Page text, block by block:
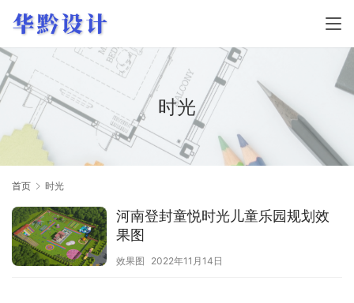
时光
首页 时光
河南登封童悦时光儿童乐园规划效
果图
效果图 2022年11月14日